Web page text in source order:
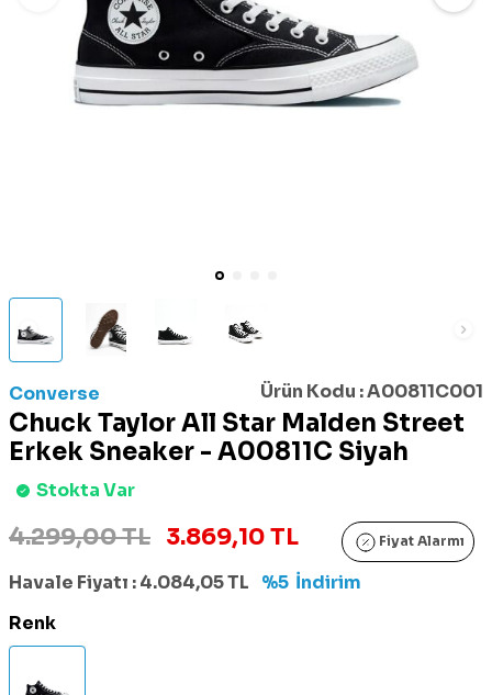
Converse Ürün Kodu :A00811C001
Chuck Taylor All Star Malden Street
Erkek Sneaker - A00811C Siyah
Stokta Var
4.299,00 TL 3.869,10 TL Fiyat Alarmı
Havale Fiyatı :4.084,05TL %5 İndirim
Renk